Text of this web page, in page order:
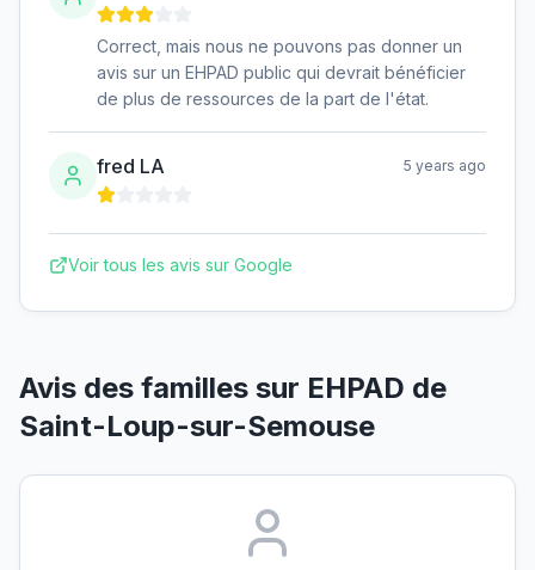
Correct, mais nous ne pouvons pas donner un
avis sur un EHPAD public qui devrait bénéficier
de plus de ressources de la part de l'état.
fred LA 5 years ago
Voir tous les avis sur Google
Avis des familles sur EHPAD de
Saint-Loup-sur-Semouse